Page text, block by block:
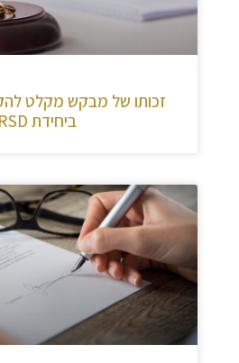
זכותו של מבקש מקלט
ביחידת RSD